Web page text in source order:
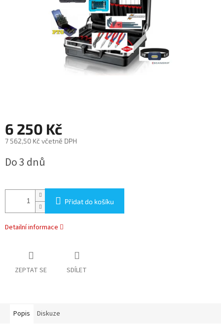
6 250 Kč
7 562,50 Kč včetně DPH
cena:
Do 3 dnů
Přidat do košíku
Detailní informace
ZEPTAT SE SDÍLET
Popis Diskuze